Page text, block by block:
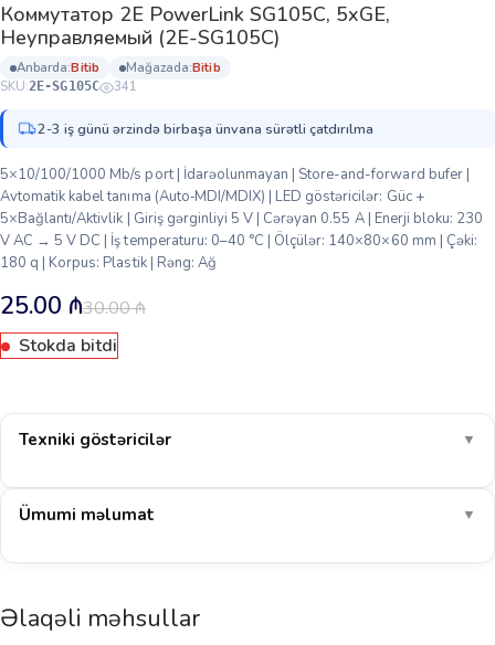
Коммутатор 2E PowerLink SG105C, 5xGE,
Неуправляемый (2E-SG105C)
anbarda: bi̇ti̇b mağazada: bi̇ti̇b
SKU:2E-SG105C 341
2-3 iş günü ərzində birbaşa ünvana sürətli çatdırılma
5×10/100/1000 Mb/s port | İdarəolunmayan | Store-and-forward bufer |
Avtomatik kabel tanıma (Auto‑MDI/MDIX) | LED göstəricilər: Güc +
5×Bağlantı/Aktivlik | Giriş gərginliyi 5 V | Cərəyan 0.55 A | Enerji bloku: 230
V AC → 5 V DC | İş temperaturu: 0–40 °С | Ölçülər: 140×80×60 mm | Çəki:
180 q | Korpus: Plastik | Rəng: Ağ
30.00₼
25.00 ₼
Stokda bitdi
Texniki göstəricilər ▼
Ümumi məlumat ▼
Əlaqəli məhsullar